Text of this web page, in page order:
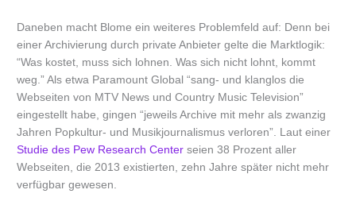
Daneben macht Blome ein weiteres Problemfeld auf: Denn bei
einer Archivierung durch private Anbieter gelte die Marktlogik:
“Was kostet, muss sich lohnen. Was sich nicht lohnt, kommt
weg.” Als etwa Paramount Global “sang- und klanglos die
Webseiten von MTV News und Country Music Television”
eingestellt habe, gingen “jeweils Archive mit mehr als zwanzig
Jahren Popkultur- und Musikjournalismus verloren”. Laut einer
Studie des Pew Research Center seien 38 Prozent aller
Webseiten, die 2013 existierten, zehn Jahre später nicht mehr
verfügbar gewesen.